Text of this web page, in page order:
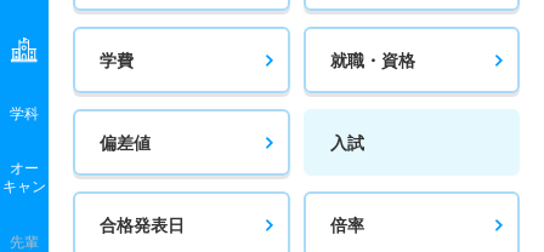
学科
オー
キャン
先輩
学費 就職・資格
偏差値 入試
合格発表日 倍率